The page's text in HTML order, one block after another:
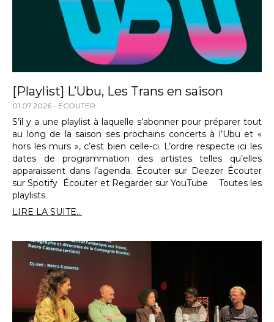
[Playlist] L’Ubu, Les Trans en saison
01.07.2026 ECOUTER
S’il y a une playlist à laquelle s’abonner pour préparer tout
au long de la saison ses prochains concerts à l’Ubu et «
hors les murs », c’est bien celle-ci. L’ordre respecte ici les
dates de programmation des artistes telles qu’elles
apparaissent dans l’agenda. Écouter sur Deezer Écouter
sur Spotify Écouter et Regarder sur YouTube Toutes les
playlists
LIRE LA SUITE...